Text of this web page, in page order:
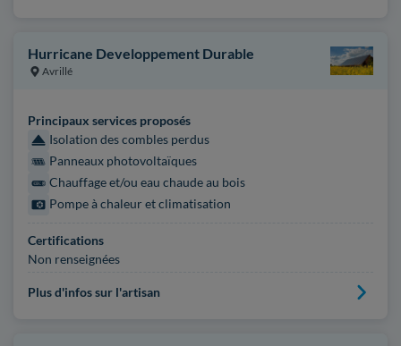
Hurricane Developpement Durable
Avrillé
Principaux services proposés
Isolation des combles perdus
Panneaux photovoltaïques
Chauffage et/ou eau chaude au bois
Pompe à chaleur et climatisation
Certifications
Non renseignées
Plus d'infos sur l'artisan